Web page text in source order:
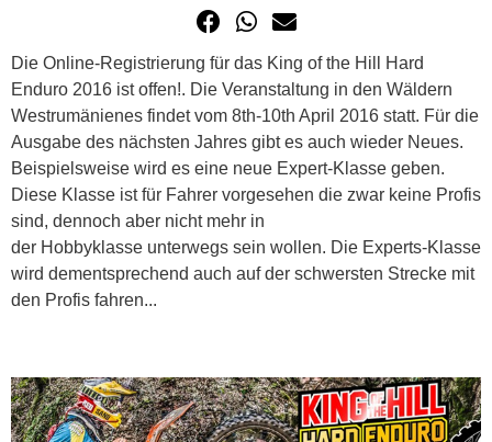
Die Online-Registrierung für das King of the Hill Hard
Enduro 2016 ist offen!. Die Veranstaltung in den Wäldern
Westrumänienes findet vom 8th-10th April 2016 statt. Für die
Ausgabe des nächsten Jahres gibt es auch wieder Neues.
Beispielsweise wird es eine neue Expert-Klasse geben.
Diese Klasse ist für Fahrer vorgesehen die zwar keine Profis
sind, dennoch aber nicht mehr in
der Hobbyklasse unterwegs sein wollen. Die Experts-Klasse
wird dementsprechend auch auf der schwersten Strecke mit
den Profis fahren...